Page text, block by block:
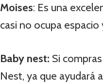
Moises: Es una
casi no ocupa
Baby nest: Si
Nest, ya que ayudará